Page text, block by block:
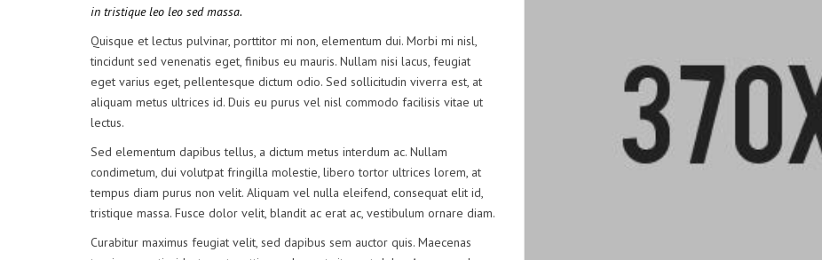
DÉBARQUEMENT
in tristique leo leo sed massa.
Quisque et lectus pulvinar, porttitor mi non, elementum dui. Morbi mi nisl,
tincidunt sed venenatis eget, finibus eu mauris. Nullam nisi lacus, feugiat
eget varius eget, pellentesque dictum odio. Sed sollicitudin viverra est, at
aliquam metus ultrices id. Duis eu purus vel nisl commodo facilisis vitae ut
lectus.
Sed elementum dapibus tellus, a dictum metus interdum ac. Nullam
condimetum, dui volutpat fringilla molestie, libero tortor ultrices lorem, at
tempus diam purus non velit. Aliquam vel nulla eleifend, consequat elit id,
tristique massa. Fusce dolor velit, blandit ac erat ac, vestibulum ornare diam.
Curabitur maximus feugiat velit, sed dapibus sem auctor quis. Maecenas